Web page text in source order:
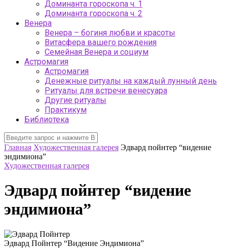
Доминанта гороскопа ч. 1
Доминанта гороскопа ч. 2
Венера
Венера – богиня любви и красоты
Витасфера вашего рождения
Семейная Венера и социум
Астромагия
Астромагия
Денежные ритуалы на каждый лунный день
Ритуалы для встречи венесуара
Другие ритуалы
Практикум
Библиотека
Главная Художественная галерея Эдвард пойнтер “видение
эндимиона”
Художественная галерея
Эдвард пойнтер “видение
эндимиона”
Эдвард Пойнтер “Видение Эндимиона”